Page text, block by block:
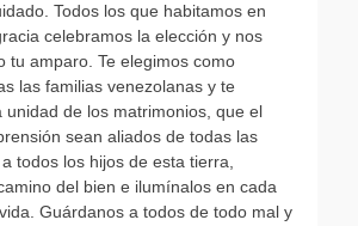
Todos los que habitamos en
celebramos la elección y nos
tu amparo. Te elegimos como
las familias venezolanas y te
unidad de los matrimonios, que el
sean aliados de todas las
todos los hijos de esta tierra,
del bien e ilumínalos en cada
Guárdanos a todos de todo mal y